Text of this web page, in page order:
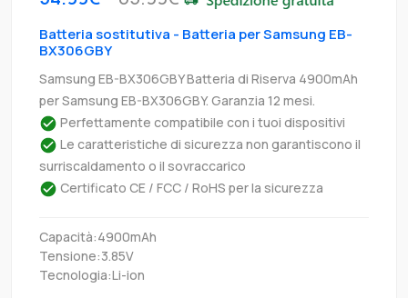
Batteria sostitutiva - Batteria per Samsung EB-
BX306GBY
Samsung EB-BX306GBY Batteria di Riserva 4900mAh
per Samsung EB-BX306GBY. Garanzia 12 mesi.
Perfettamente compatibile con i tuoi dispositivi
Le caratteristiche di sicurezza non garantiscono il
surriscaldamento o il sovraccarico
Certificato CE / FCC / RoHS per la sicurezza
Capacità:4900mAh
Tensione:3.85V
Tecnologia:Li-ion